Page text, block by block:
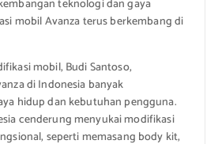
teknologi dan gaya
mobil Avanza terus berkembang di
mobil, Budi Santoso,
di Indonesia banyak
hidup dan kebutuhan pengguna.
cenderung menyukai modifikasi
seperti memasang body kit,